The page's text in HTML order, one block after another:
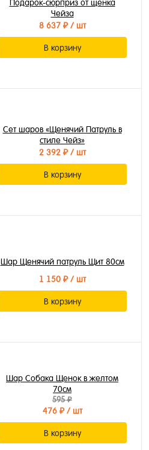
Подарок-сюрприз от щенка
Чейза
8 637 ₽/ шт
В корзину
Сет шаров «Щенячий Патруль в
стиле Чейз»
2 392 ₽/ шт
В корзину
Шар Щенячий патруль Щит 80см
1 150 ₽/ шт
В корзину
Шар Собака Щенок в желтом
70см
595 ₽
476 ₽/ шт
В корзину